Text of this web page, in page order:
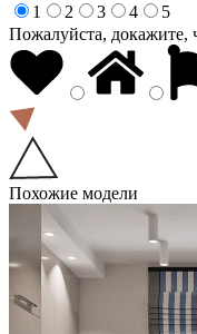
1
2 3 4
5
Пожалуйста, докажите,
Похожие модели